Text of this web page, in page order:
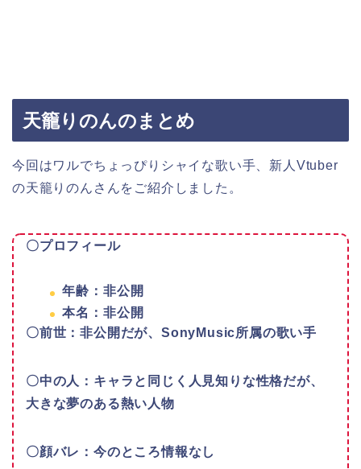
天籠りのんのまとめ
今回はワルでちょっぴりシャイな歌い手、新人Vtuber
の天籠りのんさんをご紹介しました。
〇プロフィール
年齢：非公開
本名：非公開
〇前世：非公開だが、SonyMusic所属の歌い手
〇中の人：キャラと同じく人見知りな性格だが、
大きな夢のある熱い人物
〇顔バレ：今のところ情報なし